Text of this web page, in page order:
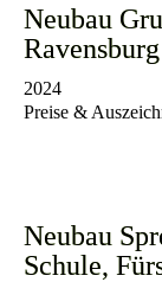
Neubau
Ravensburg
2024
Preise &
Neubau
Schule,